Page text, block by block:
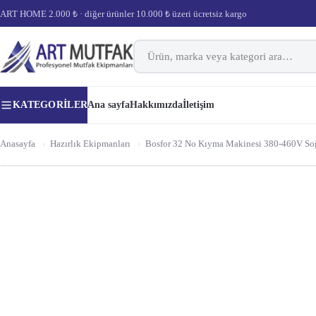
ART HOME 2.000 ₺ · diğer ürünler 10.000 ₺ üzeri ücretsiz kargo
KATEGORILERAna sayfaHakkımızdaİletişim
Anasayfa › Hazırlık Ekipmanları › Bosfor 32 No Kıyma Makinesi 380-460V